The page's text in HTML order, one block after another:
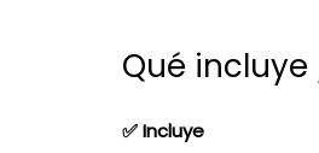
Qué
✅ Incluye